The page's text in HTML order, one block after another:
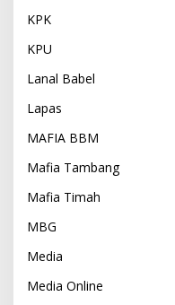
KPK
KPU
Lanal Babel
Lapas
MAFIA BBM
Mafia Tambang
Mafia Timah
MBG
Media
Media Online